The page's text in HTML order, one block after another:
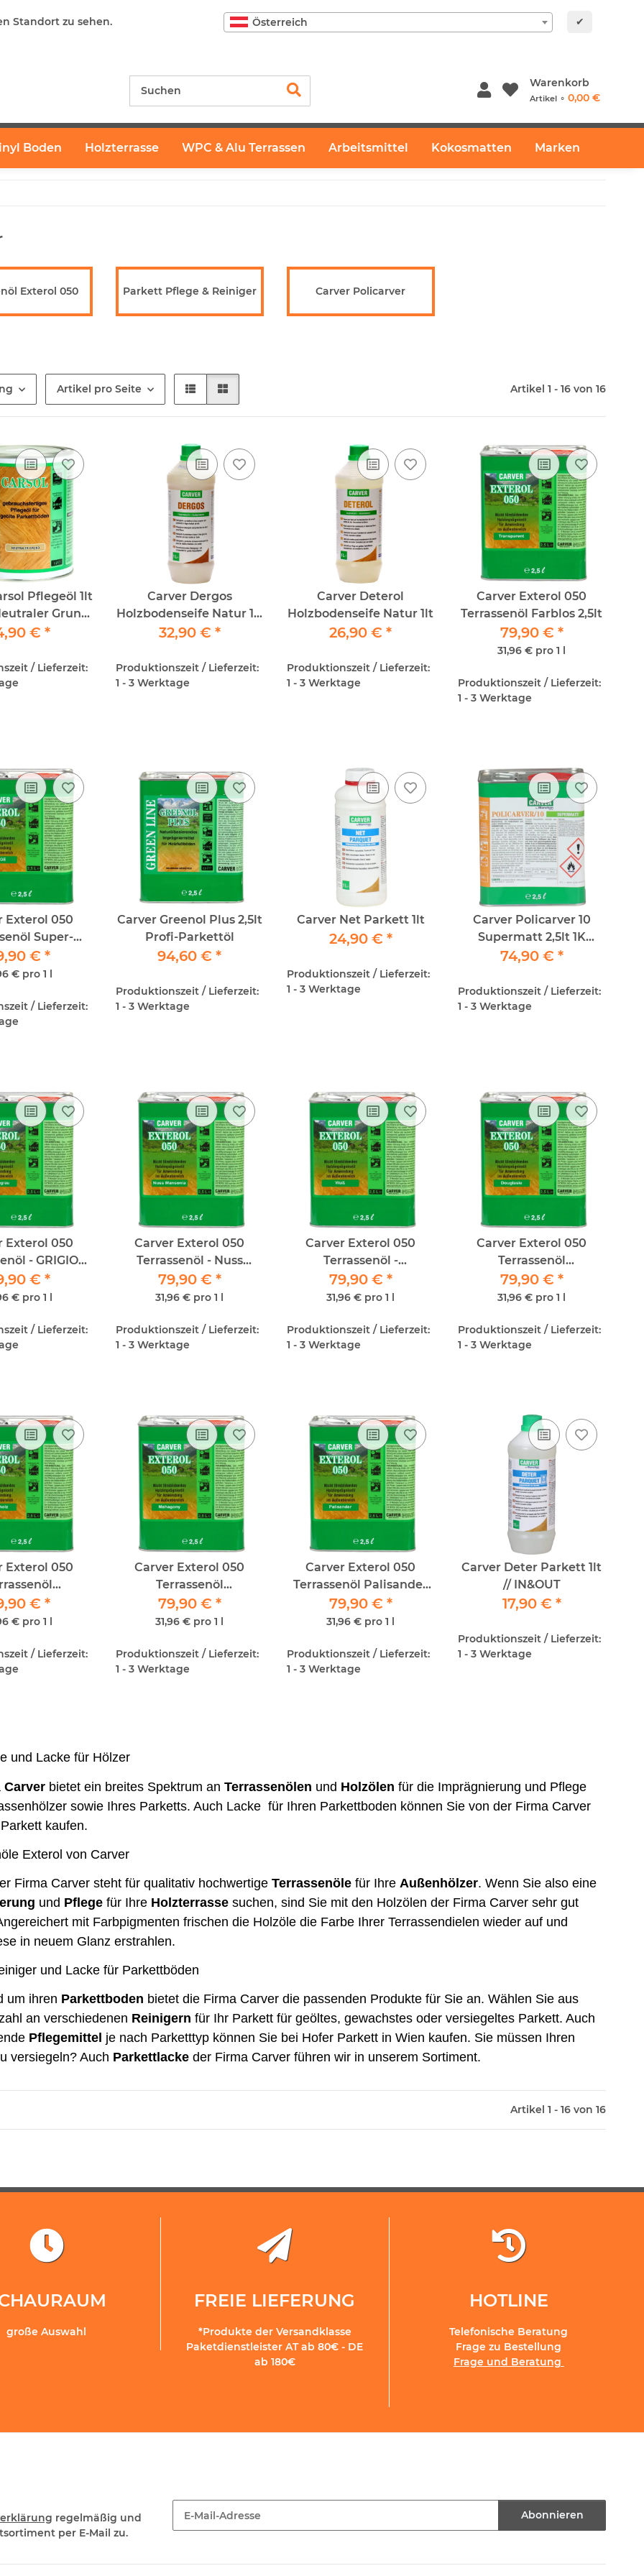
Standort zu sehen. Österreich ✔
Warenkorb
Artikel ⚬ 0,00 €
Boden Holzterrasse WPC & Alu Terrassen Arbeitsmittel Kokosmatten Marken
Exterol 050 Parkett Pflege & Reiniger Carver Policarver
Artikel pro Seite Artikel 1 - 16 von 16
Pflegeöl 1lt
Grund
für geöltes
€ *
/ Lieferzeit:
Carver Dergos
Holzbodenseife Natur 1lt
+ Wachsanteil
32,90 € *
Produktionszeit / Lieferzeit:
1 - 3 Werktage
Carver Deterol
Holzbodenseife Natur 1lt
26,90 €*
Produktionszeit / Lieferzeit:
1 - 3 Werktage
Carver Exterol 050
Terrassenöl Farblos 2,5lt
79,90 € *
31,96 € pro 1 l
Produktionszeit / Lieferzeit:
1 - 3 Werktage
Exterol 050
Super-
2,5lt
€ *
€ pro 1 l
/ Lieferzeit:
Carver Greenol Plus 2,5lt
Profi-Parkettöl
94,60 €*
Produktionszeit / Lieferzeit:
1 - 3 Werktage
Carver Net Parkett 1lt
24,90 € *
Produktionszeit / Lieferzeit:
1 - 3 Werktage
Carver Policarver 10
Supermatt 2,5lt 1K
Parkettlack
74,90 € *
Produktionszeit / Lieferzeit:
1 - 3 Werktage
Exterol 050
- GRIGIO
- 2,5lt
€ *
€ pro 1 l
/ Lieferzeit:
Carver Exterol 050
Terrassenöl - Nuss
Mansonia - 2,5lt
79,90 € *
31,96 € pro 1 l
Produktionszeit / Lieferzeit:
1 - 3 Werktage
Carver Exterol 050
Terrassenöl -
Weiß/Bianco - 2,5lt
79,90 € *
31,96 € pro 1 l
Produktionszeit / Lieferzeit:
1 - 3 Werktage
Carver Exterol 050
Terrassenöl
Douglasie/Douglas 2,5lt
79,90 € *
31,96 € pro 1 l
Produktionszeit / Lieferzeit:
1 - 3 Werktage
Exterol 050
Ebano 2,5lt
€ *
€ pro 1 l
/ Lieferzeit:
Carver Exterol 050
Terrassenöl
Mahagony/Mogano 2,5lt
79,90 € *
31,96 € pro 1 l
Produktionszeit / Lieferzeit:
1 - 3 Werktage
Carver Exterol 050
Terrassenöl Palisander
2,5lt
79,90 € *
31,96 € pro 1 l
Produktionszeit / Lieferzeit:
1 - 3 Werktage
Carver Deter Parkett 1lt
// IN&OUT
17,90 € *
Produktionszeit / Lieferzeit:
1 - 3 Werktage
und Lacke für Hölzer
Carverbietet ein breites Spektrum an Terrassenölen und Holzölen für die Imprägnierung und Pflege
sowie Ihres Parketts. Auch Lacke für Ihren Parkettboden können Sie von der Firma Carver
kaufen.
Exterol von Carver
Firma Carver steht für qualitativ hochwertige Terrassenölefür Ihre Außenhölzer. Wenn Sie also eine
und Pflegefür Ihre Holzterrassesuchen, sind Sie mit den Holzölen der Firma Carver sehr gut
mit Farbpigmenten frischen die Holzöle die Farbe Ihrer Terrassendielen wieder auf und
in neuem Glanz erstrahlen.
und Lacke für Parkettböden
um ihren Parkettboden bietet die Firma Carver die passenden Produkte für Sie an. Wählen Sie aus
an verschiedenen Reinigern für Ihr Parkett für geöltes, gewachstes oder versiegeltes Parkett. Auch
Pflegemittel je nach Parketttyp können Sie bei Hofer Parkett in Wien kaufen. Sie müssen Ihren
versiegeln? Auch Parkettlackeder Firma Carver führen wir in unserem Sortiment.
Artikel 1 - 16 von 16
große Auswahl
FREIE LIEFERUNG
*Produkte der Versandklasse
Paketdienstleister AT ab 80€ - DE
ab 180€
HOTLINE
Telefonische Beratung
Frage zu Bestellung
Frage und Beratung
regelmäßig und
per E-Mail zu.
Abonnieren